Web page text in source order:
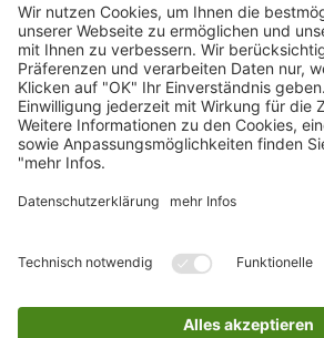
Bleiben Sie in Verbindung
Facebook Landkreis Karlsruhe
Instagram Landkreis Karlsruhe
Startseite Impressum Datenschutz
Barriere melden
Barrierefreiheit